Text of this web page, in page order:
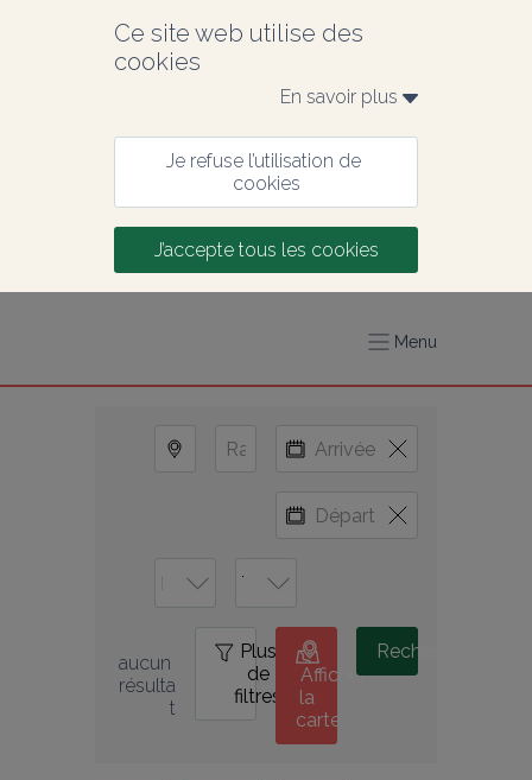
Ce site web utilise des
cookies
En savoir plus
Je refuse l’utilisation de
cookies
J’accepte tous les cookies
Menu
aucun
résulta
t
Plus
de
filtres
Afficher
la
carte
Rechercher